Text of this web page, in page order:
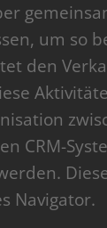
um so
den
CRM-
Navigator.